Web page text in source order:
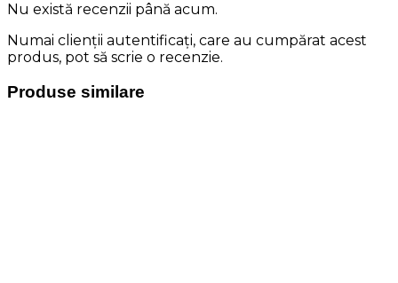
Nu există recenzii până acum.
Numai clienții autentificați, care au cumpărat acest
produs, pot să scrie o recenzie.
Produse similare